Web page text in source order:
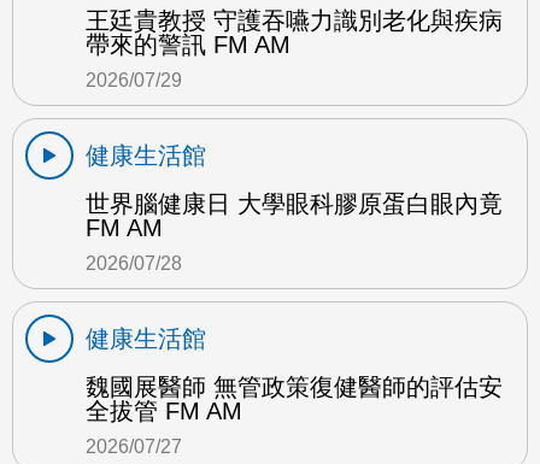
王廷貴教授 守護吞嚥力識別老化與疾病
帶來的警訊 FM AM
2026/07/29
健康生活館
世界腦健康日 大學眼科膠原蛋白眼內竟
FM AM
2026/07/28
健康生活館
魏國展醫師 無管政策復健醫師的評估安
全拔管 FM AM
2026/07/27